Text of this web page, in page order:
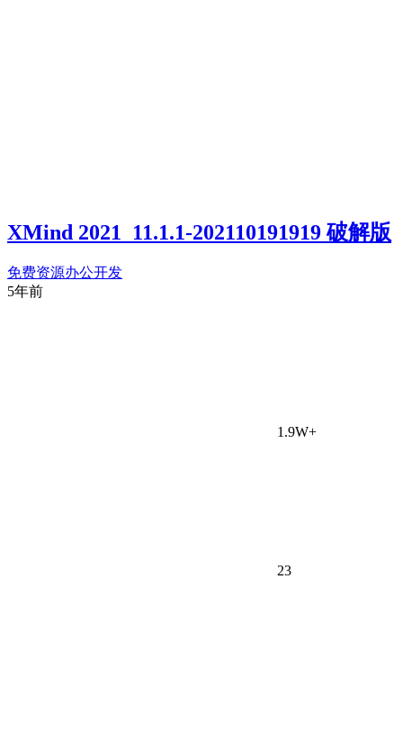
XMind 2021_11.1.1-202110191919 破解版
免费资源办公开发
5年前
1.9W+
23